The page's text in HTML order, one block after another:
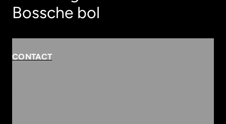
Bossche bol
CONTACT